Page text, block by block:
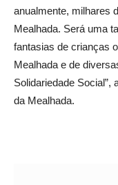
anualmente, milhares
Mealhada. Será uma
fantasias de crianças
Mealhada e de
Solidariedade
da Mealhada.